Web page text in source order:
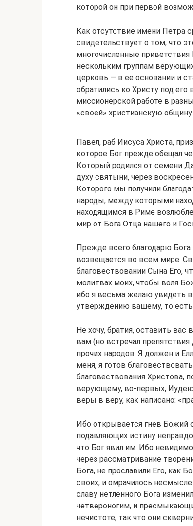
которой он при первой
Как отсутствие имени Петра
свидетельствует о том, что
многочисленные
нескольким группам
церковь — в ее основании и
обратились ко Христу под
миссионерской работе в
«своей» христианскую
Павел, раб Иисуса Христа,
которое Бог прежде обещал
Который родился от семени
духу святыни, через
Которого мы получили
народы, между которыми
находящимся в Риме
мир от Бога Отца нашего и
Прежде всего благодарю Бога
возвещается во всем мире.
благовествовании Сына Его,
молитвах моих, чтобы воля
ибо я весьма желаю увидеть
утверждению вашему, то
Не хочу, братия, оставить вас
вам (но встречал
прочих народов. Я должен и
меня, я готов
благовествования Христова,
верующему, во‐первых,
веры в веру, как написано:
Ибо открывается гнев Божий
подавляющих истину
что Бог явил им. Ибо
через рассматривание
Бога, не прославили Его, как
своих, и омрачилось
славу нетленного Бога
четвероногим, и
нечистоте, так что они